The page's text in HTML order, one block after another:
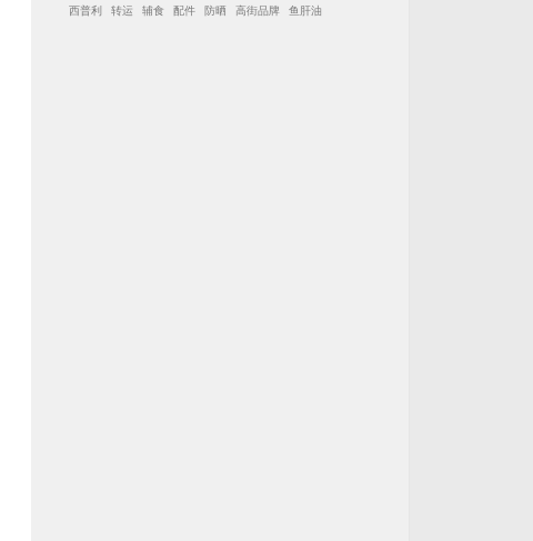
西普利 转运 辅食 配件 防晒 高街品牌 鱼肝油